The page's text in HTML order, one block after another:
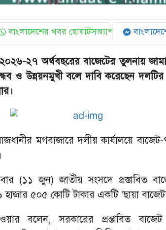
বাংলাদেশের খবর হোয়াটসঅ্যাপ
২০২৬-২৭ অর্থবছরের বাজেটের তুলনায়
ও উন্নয়নমুখী বলে দাবি করেছেন দলটির
মগবাজারে দলীয় কার্যালয়ে বাজেট-
(১১ জুন) জাতীয় সংসদে প্রস্তাবিত
৫০৫ কোটি টাকার একটি ‘ছায়া
বলেন, সরকারের প্রস্তাবিত